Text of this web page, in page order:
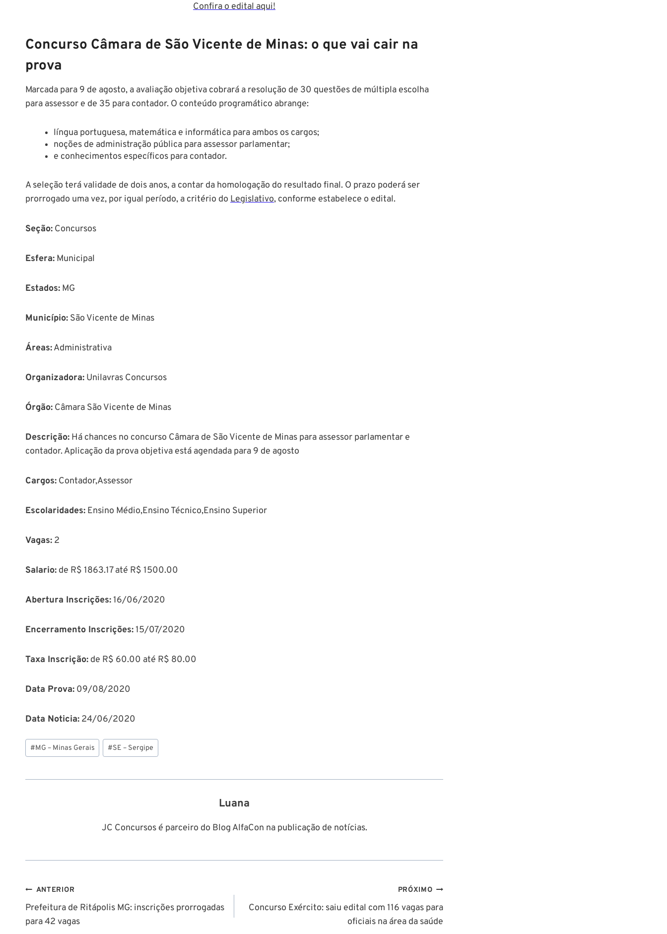
Confira o edital aqui!
Concurso Câmara de São Vicente de Minas: o que vai cair na
prova
Marcada para 9 de agosto, a avaliação objetiva cobrará a resolução de 30 questões de múltipla escolha
para assessor e de 35 para contador. O conteúdo programático abrange:
língua portuguesa, matemática e informática para ambos os cargos;
noções de administração pública para assessor parlamentar;
e conhecimentos específicos para contador.
A seleção terá validade de dois anos, a contar da homologação do resultado final. O prazo poderá ser
prorrogado uma vez, por igual período, a critério do Legislativo, conforme estabelece o edital.
Seção: Concursos
Esfera: Municipal
Estados: MG
Município: São Vicente de Minas
Áreas:Administrativa
Organizadora: Unilavras Concursos
Órgão: Câmara São Vicente de Minas
Descrição: Há chances no concurso Câmara de São Vicente de Minas para assessor parlamentar e
contador. Aplicação da prova objetiva está agendada para 9 de agosto
Cargos: Contador,Assessor
Escolaridades: Ensino Médio,Ensino Técnico,Ensino Superior
Vagas: 2
Salario: de R$ 1863.17 até R$ 1500.00
Abertura Inscrições:16/06/2020
Encerramento Inscrições:15/07/2020
Taxa Inscrição: de R$ 60.00 até R$ 80.00
Data Prova: 09/08/2020
Data Noticia: 24/06/2020
Tags
do
#MG – Minas Gerais #SE – Sergipe
Luana
JC Concursos é parceiro do Blog AlfaCon na publicação de notícias.
Navegação
de
ANTERIOR
Prefeitura de Ritápolis MG: inscrições prorrogadas
para 42 vagas
PRÓXIMO
Concurso Exército: saiu edital com 116 vagas para
oficiais na área da saúde